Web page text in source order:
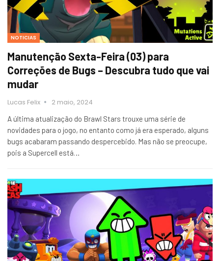
NOTICIAS
Manutenção Sexta-Feira (03) para
Correções de Bugs – Descubra tudo que vai
mudar
Lucas Felix 2 maio, 2024
A última atualização do Brawl Stars trouxe uma série de
novidades para o jogo, no entanto como já era esperado, alguns
bugs acabaram passando despercebido. Mas não se preocupe,
pois a Supercell está…